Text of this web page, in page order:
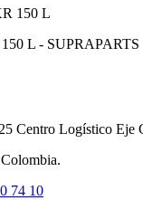
L - SUPRAPARTS
Centro Logístico Eje
74 10